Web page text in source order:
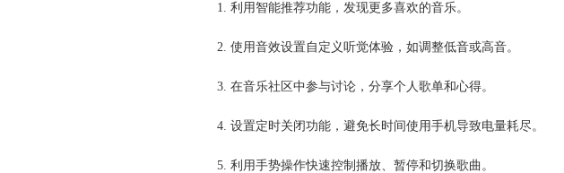
1. 利用智能推荐功能，发现更多喜欢的音乐。
2. 使用音效设置自定义听觉体验，如调整低音或高音。
3. 在音乐社区中参与讨论，分享个人歌单和心得。
4. 设置定时关闭功能，避免长时间使用手机导致电量耗尽。
5. 利用手势操作快速控制播放、暂停和切换歌曲。